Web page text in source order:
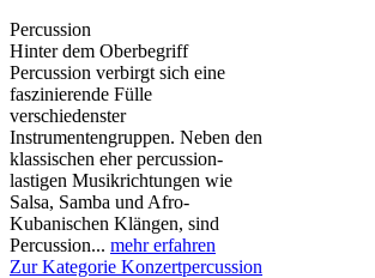
Percussion
Hinter dem Oberbegriff
Percussion verbirgt sich eine
faszinierende Fülle
verschiedenster
Instrumentengruppen. Neben den
klassischen eher percussion-
lastigen Musikrichtungen wie
Salsa, Samba und Afro-
Kubanischen Klängen, sind
Percussion... mehr erfahren
Zur Kategorie Konzertpercussion